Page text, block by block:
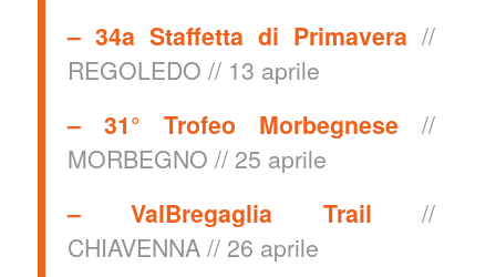
– 34a Staffetta di Primavera //
REGOLEDO // 13 aprile
– 31° Trofeo Morbegnese//
MORBEGNO // 25 aprile
– ValBregaglia Trail //
CHIAVENNA // 26 aprile